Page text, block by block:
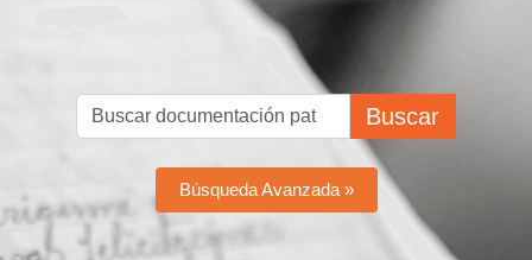
Buscar
Búsqueda Avanzada »